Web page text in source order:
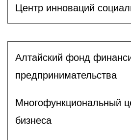
Центр инноваций
Алтайский фонд
предпринимательства
Многофункциональный
бизнеса